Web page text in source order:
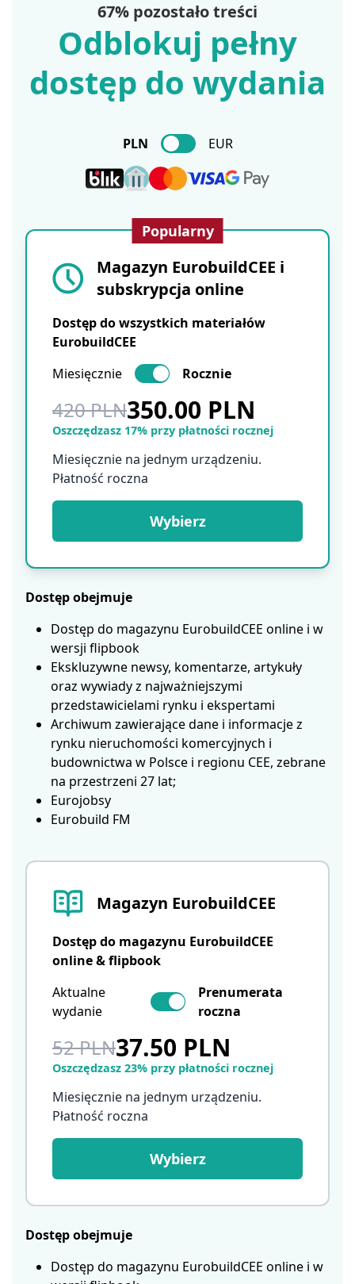
67% pozostało treści
Odblokuj pełny
dostęp do wydania
PLN EUR
Magazyn EurobuildCEE
Dostęp do magazynu EurobuildCEE
online & flipbook
Aktualne
wydanie
Prenumerata
roczna
52 PLN37.50 PLN
Oszczędzasz 23% przy płatności rocznej
Miesięcznie na jednym urządzeniu.
Płatność roczna
Wybierz
Dostęp obejmuje
Dostęp do magazynu EurobuildCEE online i w
Popularny
Magazyn EurobuildCEE i
subskrypcja online
Dostęp do wszystkich materiałów
EurobuildCEE
Miesięcznie
Rocznie
420 PLN350.00 PLN
Oszczędzasz 17% przy płatności rocznej
Miesięcznie na jednym urządzeniu.
Płatność roczna
Wybierz
Dostęp obejmuje
Dostęp do magazynu EurobuildCEE online i w
wersji flipbook
Ekskluzywne newsy, komentarze, artykuły
oraz wywiady z najważniejszymi
przedstawicielami rynku i ekspertami
Archiwum zawierające dane i informacje z
rynku nieruchomości komercyjnych i
budownictwa w Polsce i regionu CEE, zebrane
na przestrzeni 27 lat;
Eurojobsy
Eurobuild FM